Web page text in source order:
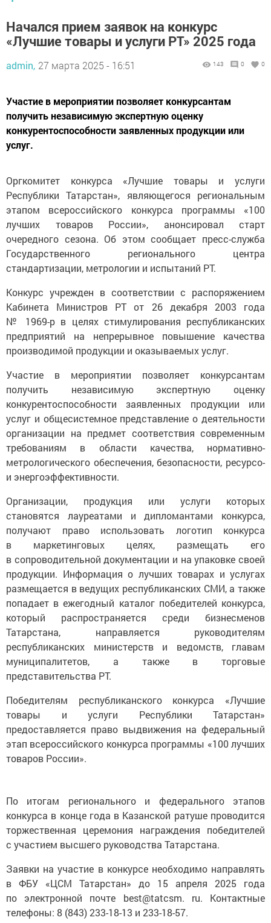
Начался прием заявок на конкурс
«Лучшие товары и услуги РТ» 2025 года
admin, 27 марта 2025 - 16:51 143 0 0
Участие в мероприятии позволяет конкурсантам
получить независимую экспертную оценку
конкурентоспособности заявленных продукции или
услуг.
Оргкомитет конкурса «Лучшие товары и услуги
Республики Татарстан», являющегося региональным
этапом всероссийского конкурса программы «100
лучших товаров России», анонсировал старт
очередного сезона. Об этом сообщает пресс-служба
Государственного регионального центра
стандартизации, метрологии и испытаний РТ.
Конкурс учрежден в соответствии с распоряжением
Кабинета Министров РТ от 26 декабря 2003 года
№ 1969-р в целях стимулирования республиканских
предприятий на непрерывное повышение качества
производимой продукции и оказываемых услуг.
Участие в мероприятии позволяет конкурсантам
получить независимую экспертную оценку
конкурентоспособности заявленных продукции или
услуг и общесистемное представление о деятельности
организации на предмет соответствия современным
требованиям в области качества, нормативно-
метрологического обеспечения, безопасности, ресурсо-
и энергоэффективности.
Организации, продукция или услуги которых
становятся лауреатами и дипломантами конкурса,
получают право использовать логотип конкурса
в маркетинговых целях, размещать его
в сопроводительной документации и на упаковке своей
продукции. Информация о лучших товарах и услугах
размещается в ведущих республиканских СМИ, а также
попадает в ежегодный каталог победителей конкурса,
который распространяется среди бизнесменов
Татарстана, направляется руководителям
республиканских министерств и ведомств, главам
муниципалитетов, а также в торговые
представительства РТ.
Победителям республиканского конкурса «Лучшие
товары и услуги Республики Татарстан»
предоставляется право выдвижения на федеральный
этап всероссийского конкурса программы «100 лучших
товаров России».
По итогам регионального и федерального этапов
конкурса в конце года в Казанской ратуше проводится
торжественная церемония награждения победителей
с участием высшего руководства Татарстана.
Заявки на участие в конкурсе необходимо направлять
в ФБУ «ЦСМ Татарстан» до 15 апреля 2025 года
по электронной почте best@tatcsm. ru. Контактные
телефоны: 8 (843) 233-18-13 и 233-18-57.